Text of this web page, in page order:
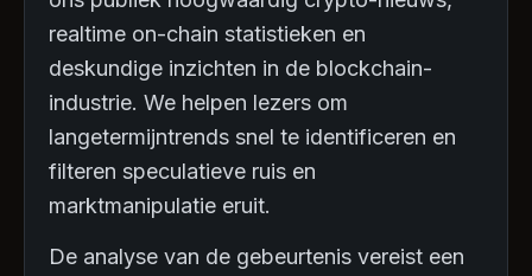
realtime on-chain statistieken en
deskundige inzichten in de blockchain-
industrie. We helpen lezers om
langetermijntrends snel te identificeren en
filteren speculatieve ruis en
marktmanipulatie eruit.
De analyse van de gebeurtenis vereist een